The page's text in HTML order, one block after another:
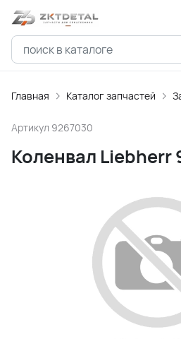
Главная Каталог запчастей
Артикул 9267030
Коленвал Liebherr